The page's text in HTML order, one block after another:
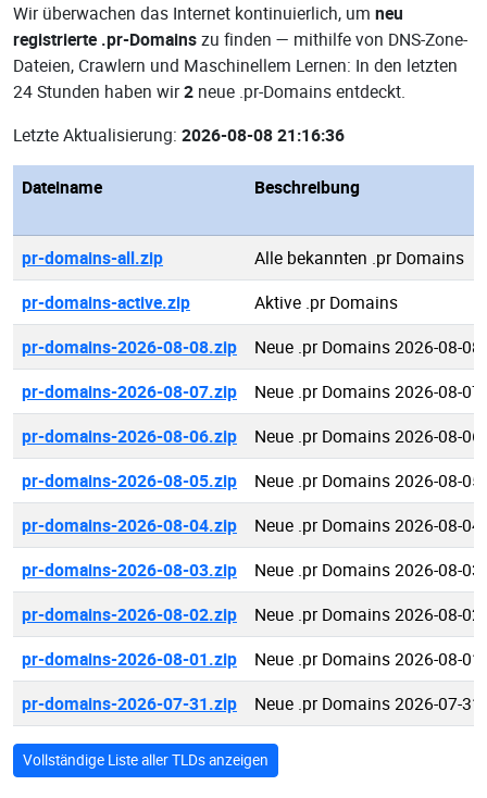
Wir überwachen das Internet kontinuierlich, um neu
registrierte .pr-Domainszu finden — mithilfe von DNS-Zone-
Dateien, Crawlern und Maschinellem Lernen: In den letzten
24 Stunden haben wir2 neue .pr-Domains entdeckt.
Letzte Aktualisierung: 2026-08-08 21:16:36
Dateiname Beschreibung
pr-domains-all.zip
Alle bekannten .pr Domains
pr-domains-active.zip
Aktive .pr Domains
pr-domains-2026-08-08.zip
Neue .pr Domains 2026-08-08
pr-domains-2026-08-07.zip
Neue .pr Domains 2026-08-07
pr-domains-2026-08-06.zip
Neue .pr Domains 2026-08-06
pr-domains-2026-08-05.zip
Neue .pr Domains 2026-08-05
pr-domains-2026-08-04.zip
Neue .pr Domains 2026-08-04
pr-domains-2026-08-03.zip
Neue .pr Domains 2026-08-03
pr-domains-2026-08-02.zip
Neue .pr Domains 2026-08-02
pr-domains-2026-08-01.zip
Neue .pr Domains 2026-08-01
pr-domains-2026-07-31.zip
Neue .pr Domains 2026-07-31
Vollständige Liste aller TLDs anzeigen